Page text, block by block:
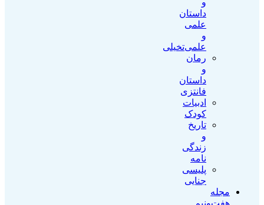
و
داستان
علمی
و
علمی‌تخیلی
رمان
و
داستان
فانتزی
ادبیات
کودک
تاریخ
و
زندگی
نامه
پلیسی
جنایی
مجله